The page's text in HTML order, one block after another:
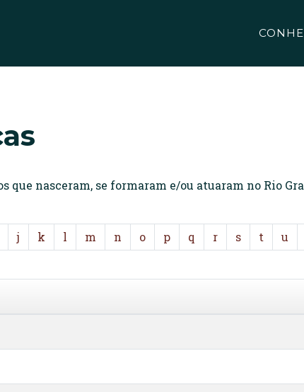
que nasceram, se formaram e/ou atuaram no Rio
j k l m n o p q r s t u